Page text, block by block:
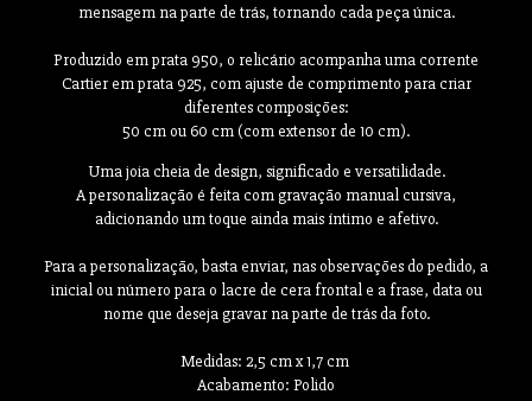
mensagem na parte de trás, tornando cada peça única.
Produzido em prata 950, o relicário acompanha uma corrente
Cartier em prata 925, com ajuste de comprimento para criar
diferentes composições:
50 cm ou 60 cm (com extensor de 10 cm).
Uma joia cheia de design, significado e versatilidade.
A personalização é feita com gravação manual cursiva,
adicionando um toque ainda mais íntimo e afetivo.
Para a personalização, basta enviar, nas observações do pedido, a
inicial ou número para o lacre de cera frontal e a frase, data ou
nome que deseja gravar na parte de trás da foto.
Medidas: 2,5 cm x 1,7 cm
Acabamento: Polido